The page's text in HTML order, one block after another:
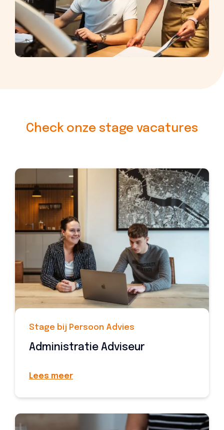
Check onze stage vacatures
Stage bij Persoon Advies
Administratie Adviseur
Lees meer